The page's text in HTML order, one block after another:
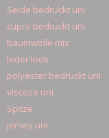
Seide bedruckt uni
cupro bedruckt uni
baumwolle mix
leder look
polyester bedruckt uni
viscose uni
Spitze
jersey uni